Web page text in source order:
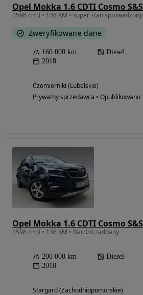
Opel Mokka 1.6 CDTI Cosmo S&S
Zweryfikowane dane
160 000 km Diesel
2018
Czemierniki (Lubelskie)
Prywatny sprzedawca • Opublikowano
Opel Mokka 1.6 CDTI Cosmo S&S
1598 cm3 • 136 KM • Bardzo zadbany
200 000 km Diesel
2018
Stargard (Zachodniopomorskie)